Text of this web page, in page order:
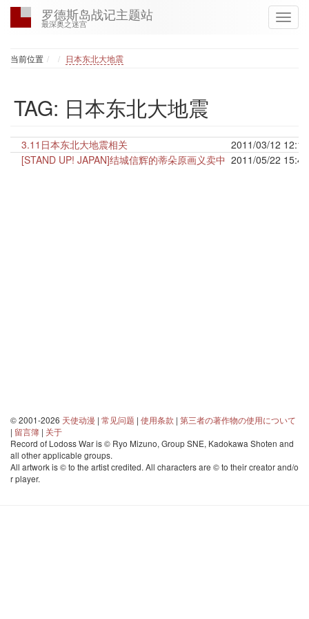
罗德斯岛战记主题站
最深奥之迷宫
当前位置 Home日本东北大地震
TAG: 日本东北大地震
3.11日本东北大地震相关
2011/03/12 12:12
[STAND UP! JAPAN]结城信辉的蒂朵原画义卖中 2011/05/22 15:43
© 2001-2026 天使动漫 | 常见问题 | 使用条款 | 第三者の著作物の使用について
| 留言簿 | 关于
Record of Lodoss War is © Ryo Mizuno, Group SNE, Kadokawa Shoten and
all other applicable groups.
All artwork is © to the artist credited. All characters are © to their creator and/o
r player.